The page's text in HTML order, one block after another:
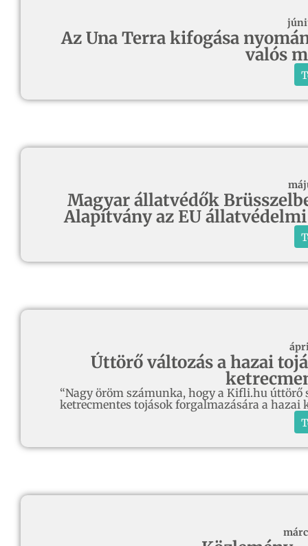
Az Una Terra kifogása
valós
Magyar állatvédők
Alapítvány az EU
Úttörő változás a hazai
“Nagy öröm számunka, hogy a Kifli.hu úttörő
ketrecmentes tojások forgalmazására a hazai